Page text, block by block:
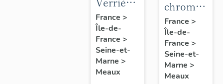
de la
chapelle
axiale
France >
Île-de-
France >
Seine-et-
Marne >
Meaux
:
armoiries
d'évêques
et du
pape Pie
France >
Île-de-
France >
Seine-et-
Marne >
Meaux